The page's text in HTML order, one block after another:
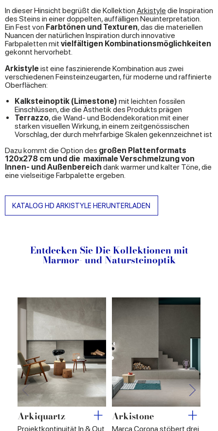
In dieser Hinsicht begrüßt die Kollektion Arkistyle die Inspiration
des Steins in einer doppelten, auffälligen Neuinterpretation.
Ein Fest von Farbtönen und Texturen, das die materiellen
Nuancen der natürlichen Inspiration durch innovative
Farbpaletten mit vielfältigen Kombinationsmöglichkeiten
gekonnt hervorhebt.
Arkistyle ist eine faszinierende Kombination aus zwei
verschiedenen Feinsteinzeugarten, für moderne und raffinierte
Oberflächen:
Kalksteinoptik (Limestone) mit leichten fossilen
Einschlüssen, die die Ästhetik des Produkts prägen
Terrazzo, die Wand- und Bodendekoration mit einer
starken visuellen Wirkung, in einem zeitgenössischen
Vorschlag, der durch mehrfarbige Skalen gekennzeichnet ist
Dazu kommt die Option des großen Plattenformats
120x278 cm und die maximale Verschmelzung von
Innen- und Außenbereich dank warmer und kalter Töne, die
eine vielseitige Farbpalette ergeben.
KATALOG HD ARKISTYLE HERUNTERLADEN
Entdecken Sie Die Kollektionen mit
Marmor- und Natursteinoptik
Arkiquartz
Projektkontinuität In & Out
Arkistone
Marca Corona stöbert drei